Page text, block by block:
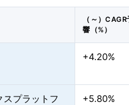
（～）
響（%）
+4.20%
プラットフ
+5.80%